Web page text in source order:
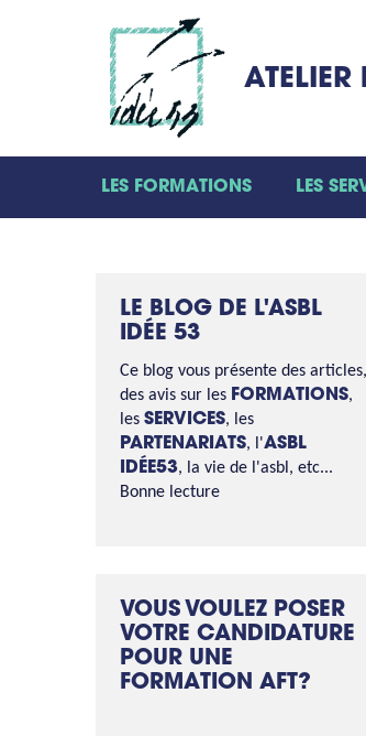
LES FORMATIONS LES
LE BLOG DE L'ASBL
IDÉE 53
Ce blog vous présente des articles,
des avis sur les FORMATIONS,
les SERVICES, les
PARTENARIATS, l'ASBL
IDÉE53, la vie de l'asbl, etc...
Bonne lecture
VOUS VOULEZ POSER
VOTRE CANDIDATURE
POUR UNE
FORMATION AFT?